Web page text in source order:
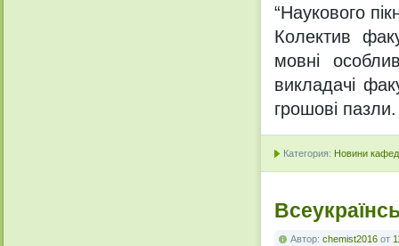
“Наукового
Колектив
мовні
викладачі
грошові пазли.
Категория: Новини
Автор: chemist2016 от